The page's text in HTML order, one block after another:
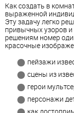
Как создать в
выраженной
Эту задачу легко
привычных узоров
решениям номер
красочные
пейзажи
сцены из
герои
персонажи